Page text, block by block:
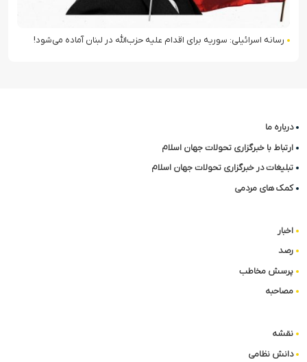
رسانه اسرائیلی: سوریه برای اقدام علیه حزب‌الله در لبنان آماده می‌شود!
درباره ما
ارتباط با خبرگزاری تحولات جهان اسلام
تبلیغات در خبرگزاری تحولات جهان اسلام
کمک های مردمی
اخبار
رصد
پرسش مخاطب
مصاحبه
نقشه
دانش نظامی